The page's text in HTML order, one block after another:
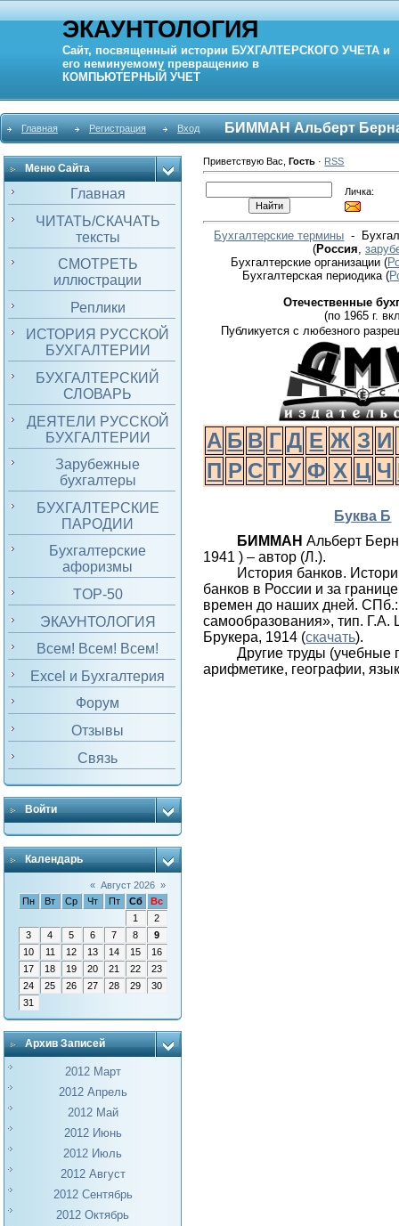
ЭКАУНТОЛОГИЯ
Сайт, посвященный истории БУХГАЛТЕРСКОГО УЧЕТА и
его неминуемому превращению в
КОМПЬЮТЕРНЫЙ УЧЕТ
Главная Регистрация Вход БИММАН Альберт
Меню Сайта
Главная
ЧИТАТЬ/СКАЧАТЬ
тексты
СМОТРЕТЬ
иллюстрации
Реплики
ИСТОРИЯ РУССКОЙ
БУХГАЛТЕРИИ
БУХГАЛТЕРСКИЙ
СЛОВАРЬ
ДЕЯТЕЛИ РУССКОЙ
БУХГАЛТЕРИИ
Зарубежные
бухгалтеры
БУХГАЛТЕРСКИЕ
ПАРОДИИ
Бухгалтерские
афоризмы
TOP-50
ЭКАУНТОЛОГИЯ
Всем! Всем! Всем!
Excel и Бухгалтерия
Форум
Отзывы
Связь
Войти
Календарь
« Август 2026 »
Пн
Вт Ср Чт Пт Сб
Вс
1
2
3
4 5 6 7 8
9
10
11 12 13 14 15
16
17
18 19 20 21 22
23
24
25 26 27 28 29
30
31
Архив Записей
2012 Март
2012 Апрель
2012 Май
2012 Июнь
2012 Июль
2012 Август
2012 Сентябрь
2012 Октябрь
Приветствую Вас ,Гость · RSS
Личка:
Бухгалтерские термины -
(Россия
Бухгалтерские организации (
Бухгалтерская периодика(
Отечественные
(по 1965 г.
Публикуется с любезного
А Б В Г Д Е Ж З И
П Р С Т У Ф Х Ц Ч
Буква Б
БИММАН Альберт
1941 ) – автор (Л.).
История банков.
банков в России и за
времен до наших дней. СПб.:
самообразования», тип.
Брукера, 1914 (скачать).
Другие труды (учебные
арифметике, географии,